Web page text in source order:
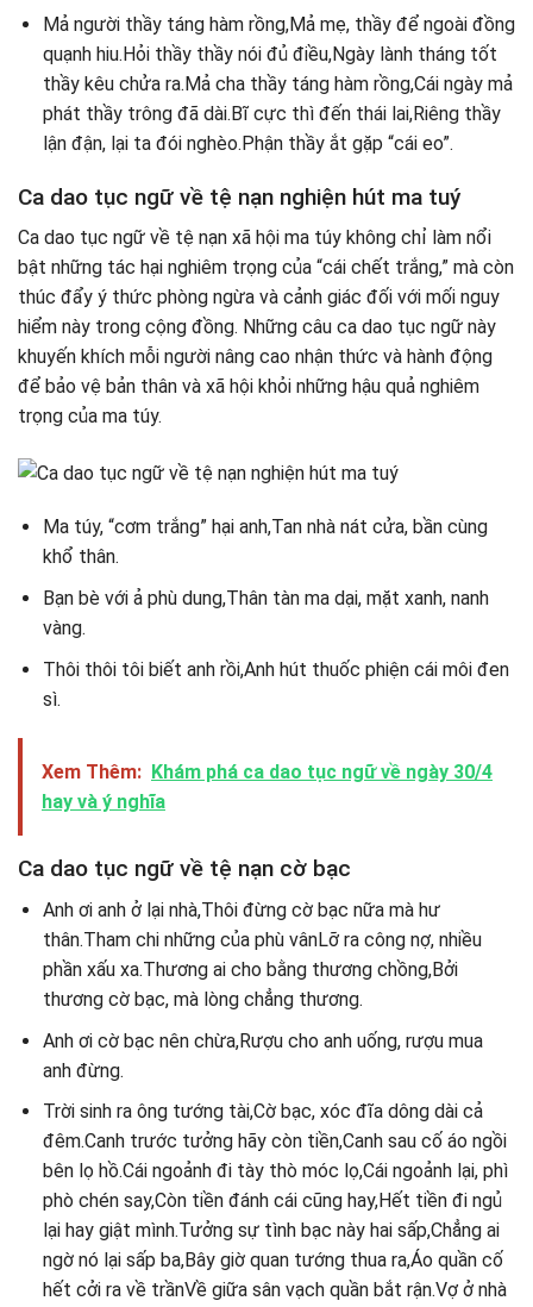
Mả người thầy táng hàm rồng,Mả mẹ, thầy để ngoài đồng
quạnh hiu.Hỏi thầy thầy nói đủ điều,Ngày lành tháng tốt
thầy kêu chửa ra.Mả cha thầy táng hàm rồng,Cái ngày mả
phát thầy trông đã dài.Bĩ cực thì đến thái lai,Riêng thầy
lận đận, lại ta đói nghèo.Phận thầy ắt gặp “cái eo”.
Ca dao tục ngữ về tệ nạn nghiện hút ma tuý
Ca dao tục ngữ về tệ nạn xã hội ma túy không chỉ làm nổi
bật những tác hại nghiêm trọng của “cái chết trắng,” mà còn
thúc đẩy ý thức phòng ngừa và cảnh giác đối với mối nguy
hiểm này trong cộng đồng. Những câu ca dao tục ngữ này
khuyến khích mỗi người nâng cao nhận thức và hành động
để bảo vệ bản thân và xã hội khỏi những hậu quả nghiêm
trọng của ma túy.
Ma túy, “cơm trắng” hại anh,Tan nhà nát cửa, bần cùng
khổ thân.
Bạn bè với ả phù dung,Thân tàn ma dại, mặt xanh, nanh
vàng.
Thôi thôi tôi biết anh rồi,Anh hút thuốc phiện cái môi đen
sì.
Xem Thêm: Khám phá ca dao tục ngữ về ngày 30/4
hay và ý nghĩa
Ca dao tục ngữ về tệ nạn cờ bạc
Anh ơi anh ở lại nhà,Thôi đừng cờ bạc nữa mà hư
thân.Tham chi những của phù vânLỡ ra công nợ, nhiều
phần xấu xa.Thương ai cho bằng thương chồng,Bởi
thương cờ bạc, mà lòng chẳng thương.
Anh ơi cờ bạc nên chừa,Rượu cho anh uống, rượu mua
anh đừng.
Trời sinh ra ông tướng tài,Cờ bạc, xóc đĩa dông dài cả
đêm.Canh trước tưởng hãy còn tiền,Canh sau cố áo ngồi
bên lọ hồ.Cái ngoảnh đi tày thò móc lọ,Cái ngoảnh lại, phì
phò chén say,Còn tiền đánh cái cũng hay,Hết tiền đi ngủ
lại hay giật mình.Tưởng sự tình bạc này hai sấp,Chẳng ai
ngờ nó lại sấp ba,Bây giờ quan tướng thua ra,Áo quần cố
hết cởi ra về trầnVề giữa sân vạch quần bắt rận.Vợ ở nhà